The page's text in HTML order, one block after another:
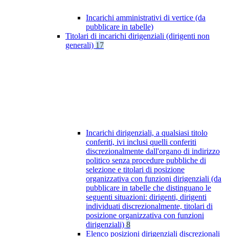
Incarichi amministrativi di vertice (da
pubblicare in tabelle)
Titolari di incarichi dirigenziali (dirigenti non
generali) 17
Incarichi dirigenziali, a qualsiasi titolo
conferiti, ivi inclusi quelli conferiti
discrezionalmente dall'organo di indirizzo
politico senza procedure pubbliche di
selezione e titolari di posizione
organizzativa con funzioni dirigenziali (da
pubblicare in tabelle che distinguano le
seguenti situazioni: dirigenti, dirigenti
individuati discrezionalmente, titolari di
posizione organizzativa con funzioni
dirigenziali) 8
Elenco posizioni dirigenziali discrezionali